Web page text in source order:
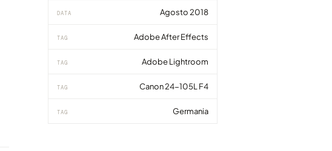
DATA Agosto 2018
TAG Adobe After Effects
TAG Adobe Lightroom
TAG Canon 24-105L F4
TAG Germania